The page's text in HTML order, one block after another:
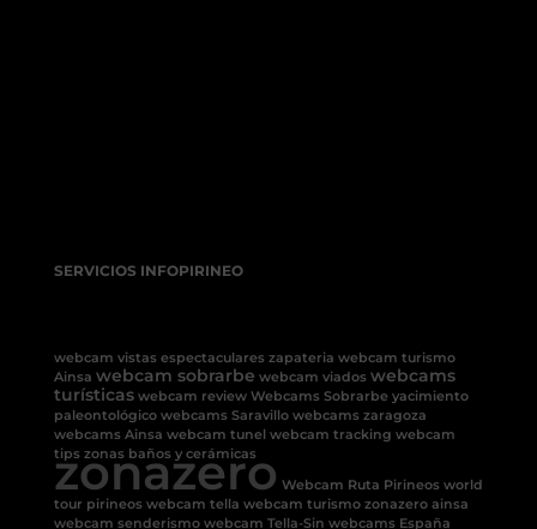
SERVICIOS INFOPIRINEO
webcam vistas espectaculares zapateria webcam turismo
Ainsa webcam sobrarbe webcam viados webcams
turísticas webcam review Webcams Sobrarbe yacimiento
paleontológico webcams Saravillo webcams zaragoza
webcams Ainsa webcam tunel webcam tracking webcam
tips zonas baños y cerámicas
zonazero Webcam Ruta Pirineos world
tour pirineos webcam tella webcam turismo zonazero ainsa
webcam senderismo webcam Tella-Sin webcams España